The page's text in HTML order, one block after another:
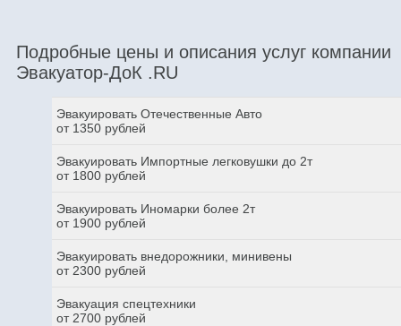
Подробные цены и описания услуг компании
Эвакуатор-ДоК .RU
Эвакуировать Отечественные Авто
от 1350 рублей
Эвакуировать Импортные легковушки до 2т
от 1800 рублей
Эвакуировать Иномарки более 2т
от 1900 рублей
Эвакуировать внедорожники, минивены
от 2300 рублей
Эвакуация спецтехники
от 2700 рублей